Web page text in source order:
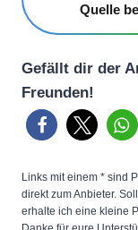
Quelle
Gefällt dir der
Freunden!
Links mit einem * sind
direkt zum Anbieter.
erhalte ich eine kleine